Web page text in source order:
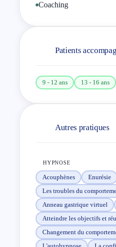
accompagnement sur
durablement, je vous
Coaching
Patients
9 - 12 ans 13 - 16 ans
Autres pratiques
HYPNOSE
Acouphènes
Enurésie
Les troubles du
Anneau gastrique virtuel
Atteindre les objectifs et
Changement du